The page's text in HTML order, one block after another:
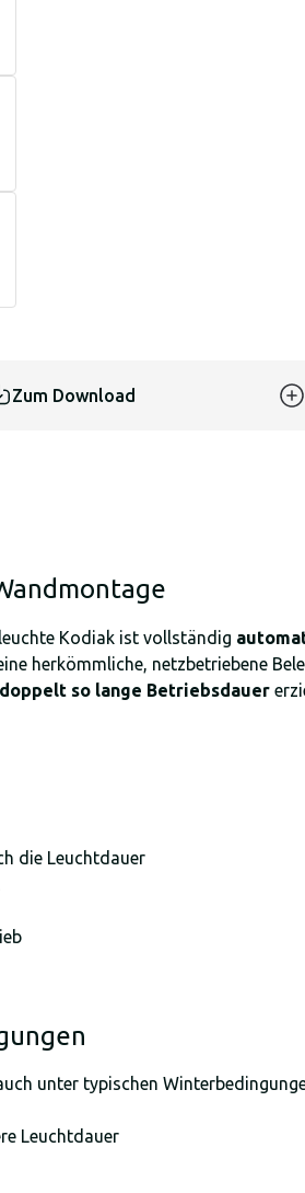
Zum Download
Kodiak ist vollständig
herkömmliche, netzbetriebene
doppelt so lange Betriebsdauer
die Leuchtdauer
unter typischen
Leuchtdauer